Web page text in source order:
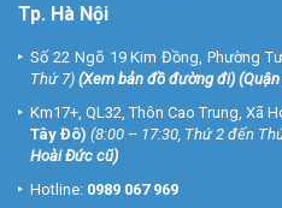
Tp. Hà Nội
Số 22 Ngõ 19 Kim Đồng, Phường
Thứ 7) (Xem bản đồ đường đi)
Km17+, QL32, Thôn Cao Trung, Xã
Tây Đô) (8:00 – 17:30, Thứ 2 đến
Hoài Đức cũ)
Hotline: 0989 067 969